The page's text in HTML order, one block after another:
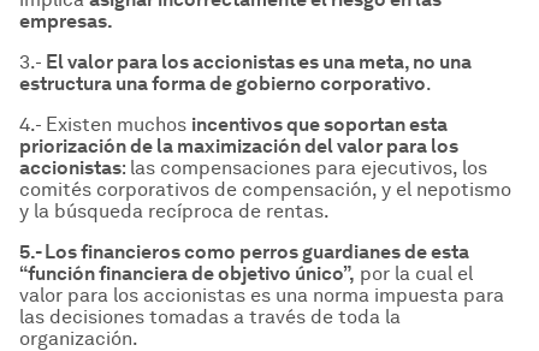
empresas.
3.- El valor para los accionistas es una meta, no una
estructura una forma de gobierno corporativo.
4.- Existen muchos incentivos que soportan esta
priorización de la maximización del valor para los
accionistas: las compensaciones para ejecutivos, los
comités corporativos de compensación, y el nepotismo
y la búsqueda recíproca de rentas.
5.- Los financieros como perros guardianes de esta
“función financiera de objetivo único”, por la cual el
valor para los accionistas es una norma impuesta para
las decisiones tomadas a través de toda la
organización.